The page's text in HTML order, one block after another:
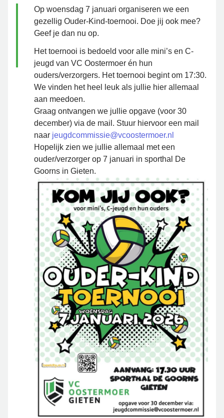
Op woensdag 7 januari organiseren we een
gezellig Ouder-Kind-toernooi. Doe jij ook mee?
Geef je dan nu op.
Het toernooi is bedoeld voor alle mini’s en C-
jeugd van VC Oostermoer én hun
ouders/verzorgers. Het toernooi begint om 17:30.
We vinden het heel leuk als jullie hier allemaal
aan meedoen.
Graag ontvangen we jullie opgave (voor 30
december) via de mail. Stuur hiervoor een mail
naar jeugdcommissie@vcoostermoer.nl
Hopelijk zien we jullie allemaal met een
ouder/verzorger op 7 januari in sporthal De
Goorns in Gieten.